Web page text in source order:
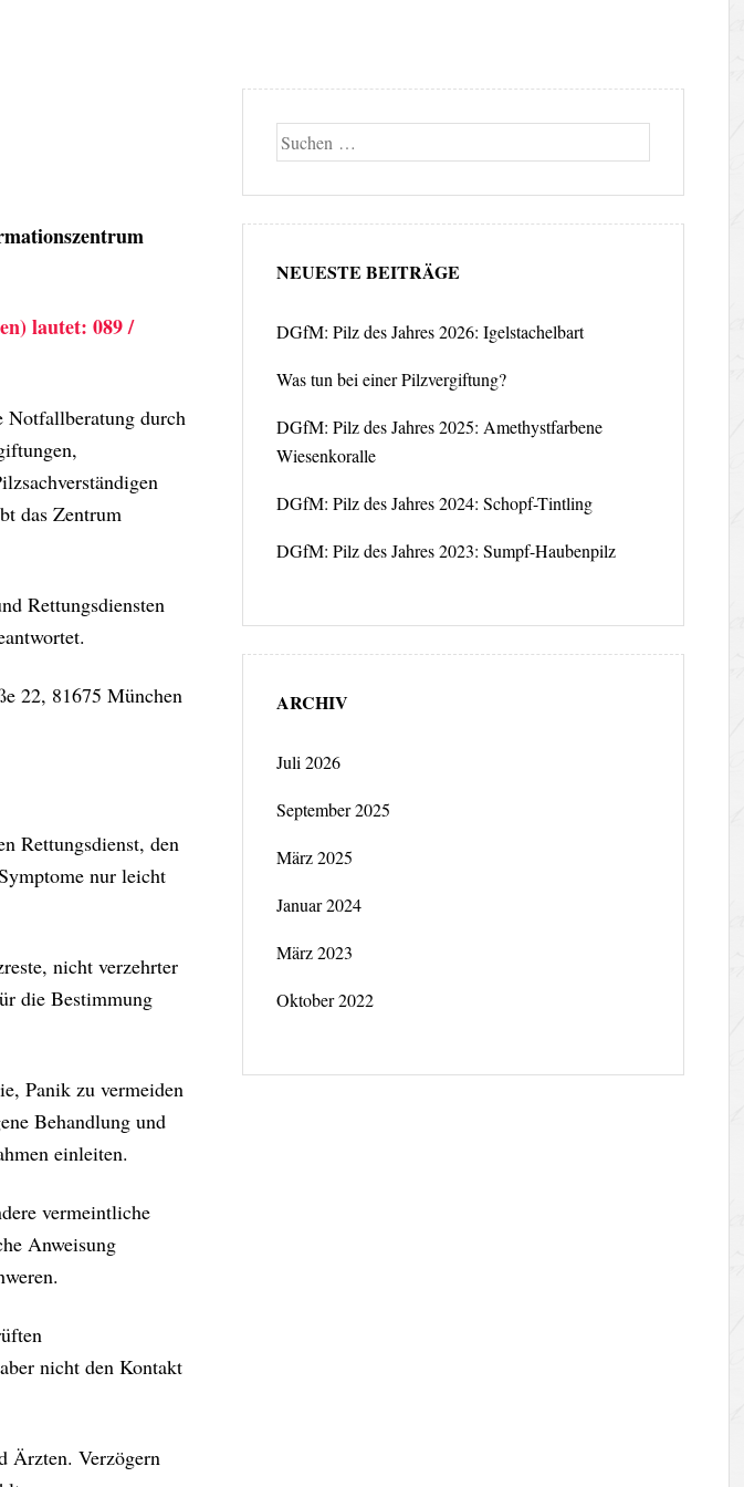
lautet: 089 /
Notfallberatung durch
das Zentrum
Rettungsdiensten
22, 81675 München
Rettungsdienst, den
nur leicht
nicht verzehrter
die Bestimmung
Panik zu vermeiden
Behandlung und
einleiten.
vermeintliche
Anweisung
nicht den Kontakt
Ärzten. Verzögern
Suche
NEUESTE BEITRÄGE
DGfM: Pilz des Jahres 2026: Igelstachelbart
Was tun bei einer Pilzvergiftung?
DGfM: Pilz des Jahres 2025: Amethystfarbene
Wiesenkoralle
DGfM: Pilz des Jahres 2024: Schopf-Tintling
DGfM: Pilz des Jahres 2023: Sumpf-Haubenpilz
ARCHIV
Juli 2026
September 2025
März 2025
Januar 2024
März 2023
Oktober 2022